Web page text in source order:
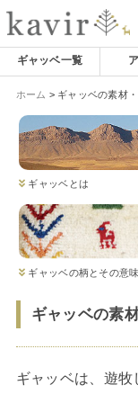
Skip
to
ギャッベ一覧
ホーム ギャッベの素材
ギャッベとは
ギャッベの柄とその意味
ギャッベの素
ギャッベは、遊